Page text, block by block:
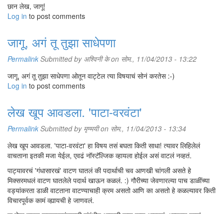
छान लेख, जागू!
Log in to post comments
जागू, अगं तू तुझा साधेपणा
Permalink Submitted by अश्विनी केon सोम., 11/04/2013 - 13:22
जागू, अगं तू तुझा साधेपणा ओतून वाट्टेल त्या विषयाचं सोनं करतेस :-)
Log in to post comments
लेख खूप आवडला. 'पाटा-वरवंटा'
Permalink Submitted by मृण्मयीon सोम., 11/04/2013 - 13:34
लेख खूप आवडला. 'पाटा-वरवंटा' हा विषय तसं बघता किती साधा! त्यावर लिहिलेलं
वाचताना इतकी मजा येईल, एवढं नॉस्टॅल्जिक व्हायला होईल असं वाटलं नव्हतं.
पाट्यावरचं 'गंधासारखं' वाटण घातलं की पदार्थाची चव आणखी चांगली असते हे
मिक्सरमधलं वाटण घातलेले पदार्थ खाऊन कळलं. :) गौरीच्या जेवणारल्या पाच डाळींच्या
वड्यांकरता डाळी वाटताना वाटण्याचाही क्रम असतो आणि का असतो हे कळल्यावर किती
विचारपूर्वक कामं व्ह्यायची हे जाणवलं.